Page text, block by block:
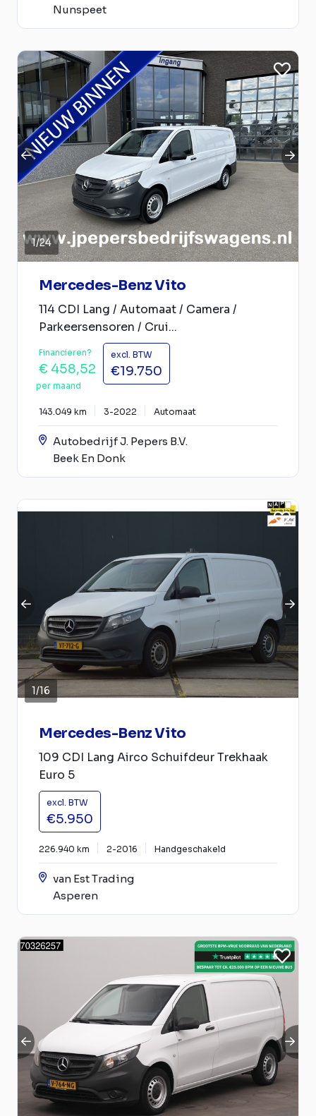
Nunspeet
1/24
Mercedes-Benz Vito
114 CDI Lang / Automaat / Camera /
Parkeersensoren / Crui...
Financieren?
€ 458,52
per maand
excl. BTW
€19.750
143.049 km 3-2022 Automaat
Autobedrijf J. Pepers B.V.
Beek En Donk
1/16
Mercedes-Benz Vito
109 CDI Lang Airco Schuifdeur Trekhaak
Euro 5
excl. BTW
€5.950
226.940 km 2-2016 Handgeschakeld
van Est Trading
Asperen